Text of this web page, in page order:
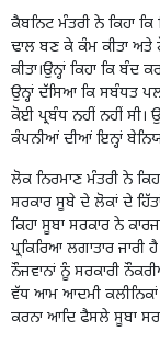
ਕੈਬਨਿਟ ਮੰਤਰੀ ਨੇ ਕਿਹਾ
ਢਾਲ ਬਣ ਕੇ ਕੰਮ ਕੀਤਾ
ਕੀਤਾ।ਉਨ੍ਹਾਂ ਕਿਹਾ ਕਿ
ਉਨ੍ਹਾਂ ਦੱਸਿਆ ਕਿ ਸਬੰਧਤ
ਕੋਈ ਪ੍ਰਬੰਧ ਨਹੀਂ ਨਹੀਂ ਸੀ।
ਕੰਪਨੀਆਂ ਦੀਆਂ ਇਨ੍ਹਾਂ
ਲੋਕ ਨਿਰਮਾਣ ਮੰਤਰੀ ਨੇ
ਸਰਕਾਰ ਸੂਬੇ ਦੇ ਲੋਕਾਂ ਦੇ
ਕਿਹਾ ਸੂਬਾ ਸਰਕਾਰ ਨੇ
ਪ੍ਰਕਿਰਿਆ ਲਗਾਤਾਰ ਜਾਰੀ
ਨੌਜਵਾਨਾਂ ਨੂੰ ਸਰਕਾਰੀ
ਵੱਧ ਆਮ ਆਦਮੀ
ਕਰਨਾ ਆਦਿ ਫੈਸਲੇ ਸੂਬਾ